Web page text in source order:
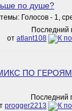
по душе?
Последний
от atlant108
ПО
Последний
progger2213